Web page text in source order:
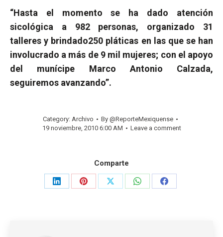
“Hasta el momento se ha dado atención
sicológica a 982 personas, organizado 31
talleres y brindado250 pláticas en las que se han
involucrado a más de 9 mil mujeres; con el apoyo
del munícipe Marco Antonio Calzada,
seguiremos avanzando”.
Category: Archivo By @ReporteMexiquense
19 noviembre, 2010 6:00 AM
Leave a comment
Comparte
Share
Share
Share
Share
Share